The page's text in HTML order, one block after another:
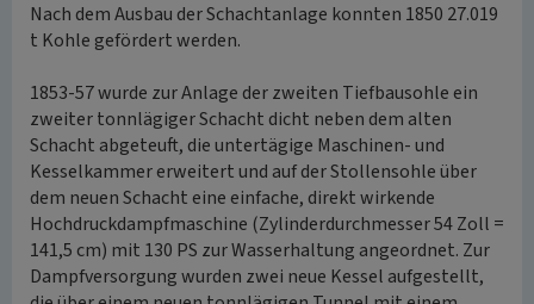
Nach dem Ausbau der Schachtanlage konnten 1850 27.019
t Kohle gefördert werden.
1853-57 wurde zur Anlage der zweiten Tiefbausohle ein
zweiter tonnlägiger Schacht dicht neben dem alten
Schacht abgeteuft, die untertägige Maschinen- und
Kesselkammer erweitert und auf der Stollensohle über
dem neuen Schacht eine einfache, direkt wirkende
Hochdruckdampfmaschine (Zylinderdurchmesser 54 Zoll =
141,5 cm) mit 130 PS zur Wasserhaltung angeordnet. Zur
Dampfversorgung wurden zwei neue Kessel aufgestellt,